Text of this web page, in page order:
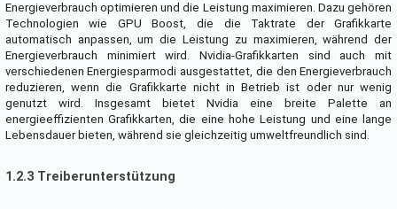
Energieverbrauch optimieren und die Leistung maximieren. Dazu gehören
Technologien wie GPU Boost, die die Taktrate der Grafikkarte
automatisch anpassen, um die Leistung zu maximieren, während der
Energieverbrauch minimiert wird. Nvidia-Grafikkarten sind auch mit
verschiedenen Energiesparmodi ausgestattet, die den Energieverbrauch
reduzieren, wenn die Grafikkarte nicht in Betrieb ist oder nur wenig
genutzt wird. Insgesamt bietet Nvidia eine breite Palette an
energieeffizienten Grafikkarten, die eine hohe Leistung und eine lange
Lebensdauer bieten, während sie gleichzeitig umweltfreundlich sind.
1.2.3 Treiberunterstützung